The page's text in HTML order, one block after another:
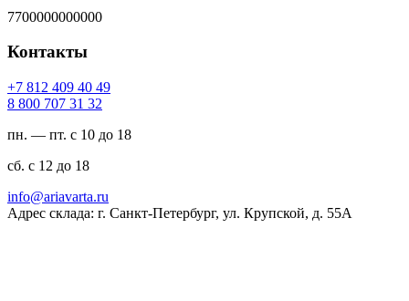
7700000000000
Контакты
94 04 904 218 7+
23 13 707 008 8
пн. — пт. с 10 до 18
сб. с 12 до 18
ur.atravaira@ofni
Адрес склада: г. Санкт-Петербург, ул. Крупской, д. 55А